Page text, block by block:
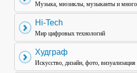
Музыка, мюзиклы, музыканты и
Hi-Tech
Мир цифровых технологий
Худграф
Искусство, дизайн, фото, визуализация